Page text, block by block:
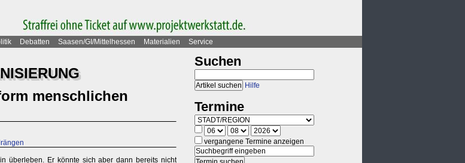
Debatten Saasen/GI/Mittelhessen Materialien
Service
menschlichen
überleben. Er könnte sich aber dann bereits nicht
Suchen
Hilfe
Termine
vergangene Termine anzeigen